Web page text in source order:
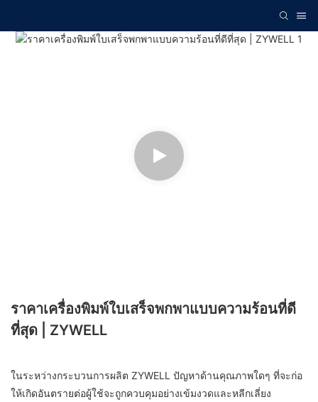
ราคาเครื่องพิมพ์ใบเสร็จพกพาแบบความร้อนที่ดี
ที่สุด | ZYWELL
ในระหว่างกระบวนการผลิต ZYWELL ปัญหาด้านคุณภาพใดๆ ที่จะก่อ
ให้เกิดอันตรายต่อผู้ใช้จะถูกควบคุมอย่างเข้มงวดและหลีกเลี่ยง